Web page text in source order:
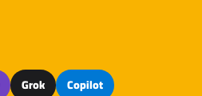
Grok Copilot